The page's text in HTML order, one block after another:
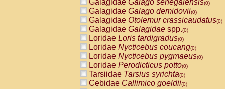
Galagidae Galago senegalensis(0)
Galagidae Galago demidovii(0)
Galagidae Otolemur crassicaudatus(0)
Galagidae Galagidae spp.(0)
Loridae Loris tardigradus(0)
Loridae Nycticebus coucang(0)
Loridae Nycticebus pygmaeus(0)
Loridae Perodicticus potto(0)
Tarsiidae Tarsius syrichta(0)
Cebidae Callimico goeldii(0)